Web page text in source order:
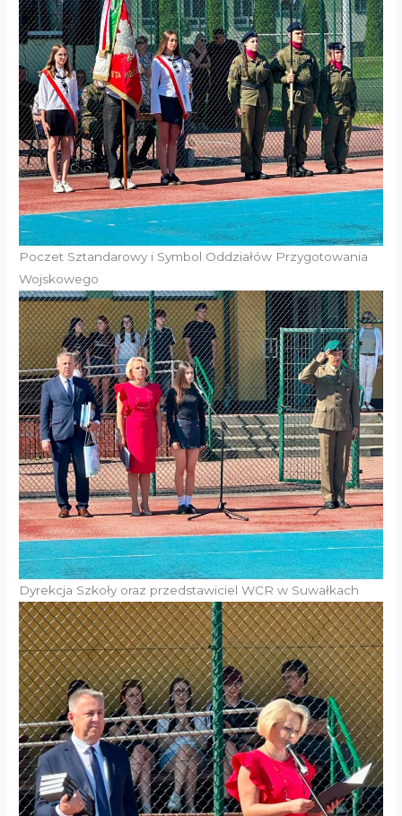
Poczet Sztandarowy i Symbol Oddziałów Przygotowania
Wojskowego
Dyrekcja Szkoły oraz przedstawiciel WCR w Suwałkach